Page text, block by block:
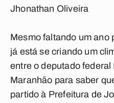
Jhonathan Oliveira
Mesmo faltando um ano
já está se criando um
entre o deputado
Maranhão para saber
partido à Prefeitura de